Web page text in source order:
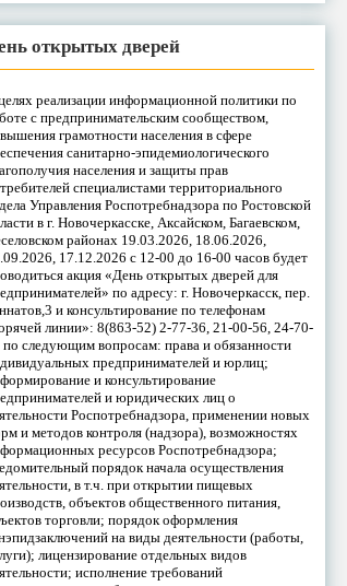
открытых дверей
реализации информационной политики по
с предпринимательским сообществом,
грамотности населения в сфере
санитарно-эпидемиологического
населения и защиты прав
специалистами территориального
Управления Роспотребнадзора по Ростовской
в г. Новочеркасске, Аксайском, Багаевском,
районах 19.03.2026, 18.06.2026,
17.12.2026 с 12-00 до 16-00 часов будет
акция «День открытых дверей для
по адресу: г. Новочеркасск, пер.
и консультирование по телефонам
линии»: 8(863-52) 2-77-36, 21-00-56, 24-70-
по следующим вопросам: права и обязанности
предпринимателей и юрлиц;
и консультирование
и юридических лиц о
Роспотребнадзора, применении новых
и методов контроля (надзора), возможностях
ресурсов Роспотребнадзора;
порядок начала осуществления
в т.ч. при открытии пищевых
объектов общественного питания,
торговли; порядок оформления
на виды деятельности (работы,
лицензирование отдельных видов
исполнение требований